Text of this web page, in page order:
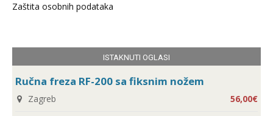
Zaštita osobnih podataka
ISTAKNUTI OGLASI
Ručna freza RF-200 sa fiksnim nožem
Zagreb 56,00€